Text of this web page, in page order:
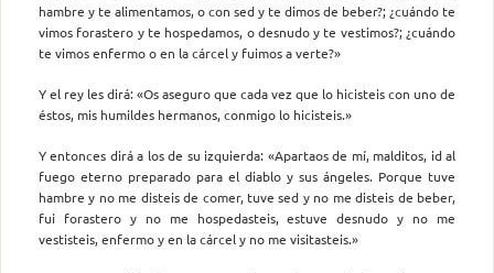
hambre y te alimentamos, o con sed y te dimos de beber?; ¿cuándo te
vimos forastero y te hospedamos, o desnudo y te vestimos?; ¿cuándo
te vimos enfermo o en la cárcel y fuimos a verte?»
Y el rey les dirá: «Os aseguro que cada vez que lo hicisteis con uno de
éstos, mis humildes hermanos, conmigo lo hicisteis.»
Y entonces dirá a los de su izquierda: «Apartaos de mí, malditos, id al
fuego eterno preparado para el diablo y sus ángeles. Porque tuve
hambre y no me disteis de comer, tuve sed y no me disteis de beber,
fui forastero y no me hospedasteis, estuve desnudo y no me
vestisteis, enfermo y en la cárcel y no me visitasteis.»